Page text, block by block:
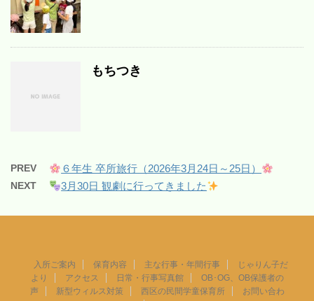
もちつき
PREV ６年生 卒所旅行（2026年3月24日～25日）
NEXT 3月30日 観劇に行ってきました
入所ご案内 保育内容 主な行事・年間行事
じゃりん子だ
より
アクセス 日常・行事写真館
OB･OG、OB保護者の
声
新型ウィルス対策 西区の民間学童保育所
お問い合わ